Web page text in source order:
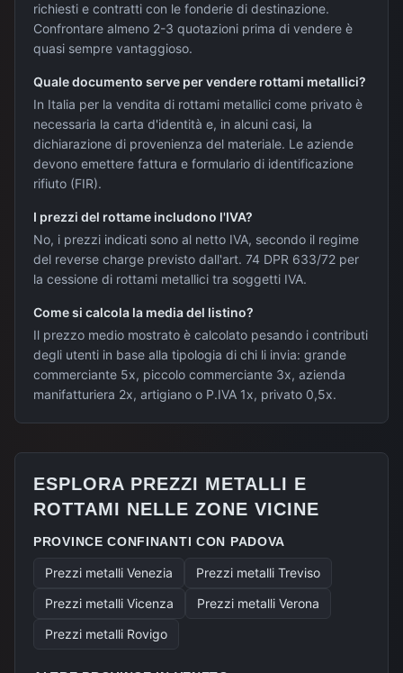
richiesti e contratti con le fonderie di destinazione.
Confrontare almeno 2-3 quotazioni prima di vendere è
quasi sempre vantaggioso.
Quale documento serve per vendere rottami metallici?
In Italia per la vendita di rottami metallici come privato è
necessaria la carta d'identità e, in alcuni casi, la
dichiarazione di provenienza del materiale. Le aziende
devono emettere fattura e formulario di identificazione
rifiuto (FIR).
I prezzi del rottame includono l'IVA?
No, i prezzi indicati sono al netto IVA, secondo il regime
del reverse charge previsto dall'art. 74 DPR 633/72 per
la cessione di rottami metallici tra soggetti IVA.
Come si calcola la media del listino?
Il prezzo medio mostrato è calcolato pesando i contributi
degli utenti in base alla tipologia di chi li invia: grande
commerciante 5x, piccolo commerciante 3x, azienda
manifatturiera 2x, artigiano o P.IVA 1x, privato 0,5x.
ESPLORA PREZZI METALLI E
ROTTAMI NELLE ZONE VICINE
PROVINCE CONFINANTI CON PADOVA
Prezzi metalli Venezia Prezzi metalli Treviso
Prezzi metalli Vicenza Prezzi metalli Verona
Prezzi metalli Rovigo